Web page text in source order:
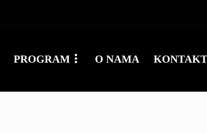
PROGRAM O NAMA KONTAKT